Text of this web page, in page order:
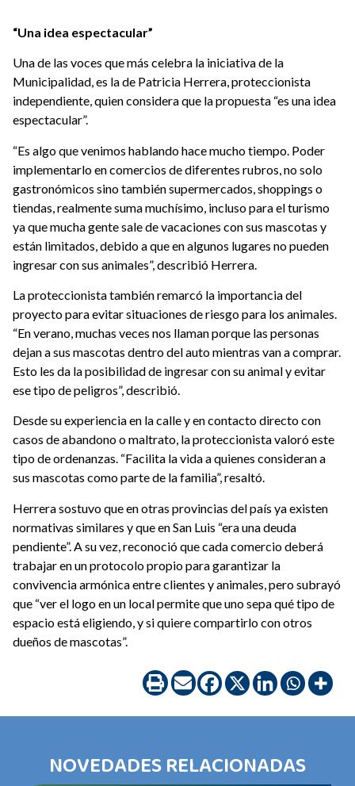
“Una idea espectacular”
Una de las voces que más celebra la iniciativa de la
Municipalidad, es la de Patricia Herrera, proteccionista
independiente, quien considera que la propuesta “es una idea
espectacular”.
“Es algo que venimos hablando hace mucho tiempo. Poder
implementarlo en comercios de diferentes rubros, no solo
gastronómicos sino también supermercados, shoppings o
tiendas, realmente suma muchísimo, incluso para el turismo
ya que mucha gente sale de vacaciones con sus mascotas y
están limitados, debido a que en algunos lugares no pueden
ingresar con sus animales”, describió Herrera.
La proteccionista también remarcó la importancia del
proyecto para evitar situaciones de riesgo para los animales.
“En verano, muchas veces nos llaman porque las personas
dejan a sus mascotas dentro del auto mientras van a comprar.
Esto les da la posibilidad de ingresar con su animal y evitar
ese tipo de peligros”, describió.
Desde su experiencia en la calle y en contacto directo con
casos de abandono o maltrato, la proteccionista valoró este
tipo de ordenanzas. “Facilita la vida a quienes consideran a
sus mascotas como parte de la familia”, resaltó.
Herrera sostuvo que en otras provincias del país ya existen
normativas similares y que en San Luis “era una deuda
pendiente”. A su vez, reconoció que cada comercio deberá
trabajar en un protocolo propio para garantizar la
convivencia armónica entre clientes y animales, pero subrayó
que “ver el logo en un local permite que uno sepa qué tipo de
espacio está eligiendo, y si quiere compartirlo con otros
dueños de mascotas”.
NOVEDADES RELACIONADAS